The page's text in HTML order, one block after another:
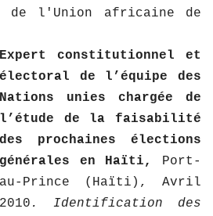
de l'Union africaine de
Expert constitutionnel et
électoral de l’équipe des
Nations unies chargée de
l’étude de la faisabilité
des prochaines élections
générales en Haïti, Port-
au-Prince (Haïti), Avril
2010 . Identification des